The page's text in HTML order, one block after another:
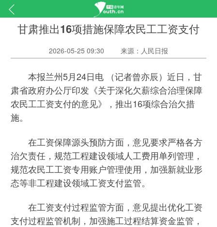
甘肃推出16项措施保障农民工工资支付
2026-05-25 09:30 来源：人民日报
本报兰州5月24日电 （记者曾亦辰）近日，甘
肃省政府办公厅印发《关于深化欠薪综合治理保障
农民工工资支付的意见》，推出16项综合治欠措
施。
在工资保障源头预防方面，意见要求严格各方
治欠责任，规范工程建设领域人工费用单列管理，
规范农民工工资专用账户管理使用，加强新就业形
态等非工程建设领域工资支付监管。
在工资支付过程监管方面，意见提出优化工资
支付过程监管机制，加强施工过程结算资金监管，